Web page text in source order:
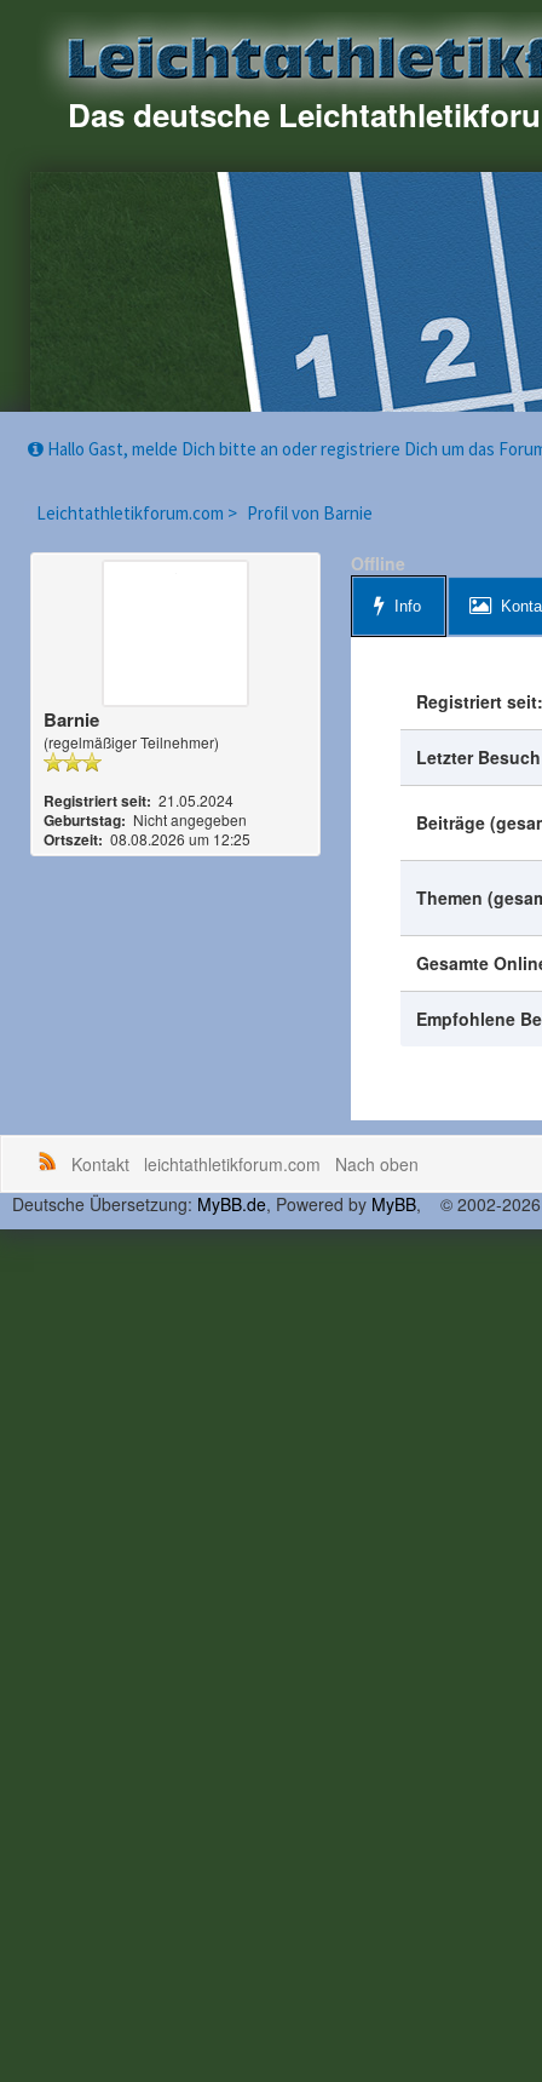
Das deutsche
Hallo Gast, melde Dich bitte an oder registriere Dich um das
Leichtathletikforum.com > Profil von Barnie
Barnie
(regelmäßiger Teilnehmer)
Registriert seit: 21.05.2024
Geburtstag: Nicht angegeben
Ortszeit: 08.08.2026 um 12:25
Offline
Info
Registriert seit:
Letzter
Beiträge
Themen
Gesamte
Empfohlene
Kontakt leichtathletikforum.com
Nach oben
Deutsche Übersetzung: MyBB.de, Powered by MyBB, © 2002-